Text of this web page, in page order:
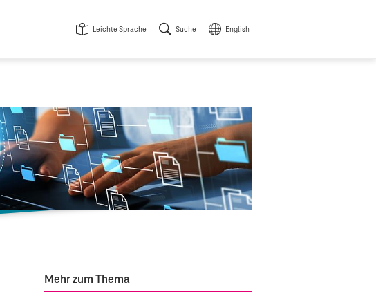
Leichte Sprache Suche English
Mehr zum Thema